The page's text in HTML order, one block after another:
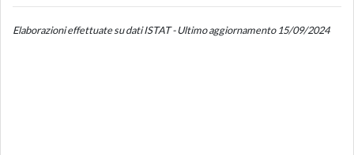
Elaborazioni effettuate su dati ISTAT - Ultimo aggiornamento 15/09/2024